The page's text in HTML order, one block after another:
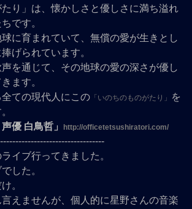
たり」は、懐かしさと優しさに満ち溢れ
です。
に育まれていて、無償の愛が生きとし
げられています。
を通じて、その地球の愛の深さが優し
ます。
ての現代人にこの 「いのちのものがたり」
を
優 白鳥哲」
http://officetetsushiratori.com/
イブ行ってきました。
した。
。
えませんが、個人的に星野さんの音楽